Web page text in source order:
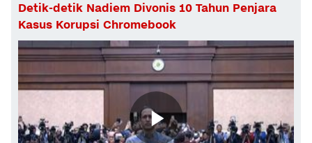
Detik-detik Nadiem Divonis 10 Tahun Penjara
Kasus Korupsi Chromebook